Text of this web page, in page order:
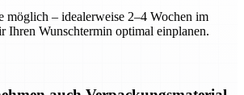
möglich – idealerweise 2–4 Wochen im
Ihren Wunschtermin optimal einplanen.